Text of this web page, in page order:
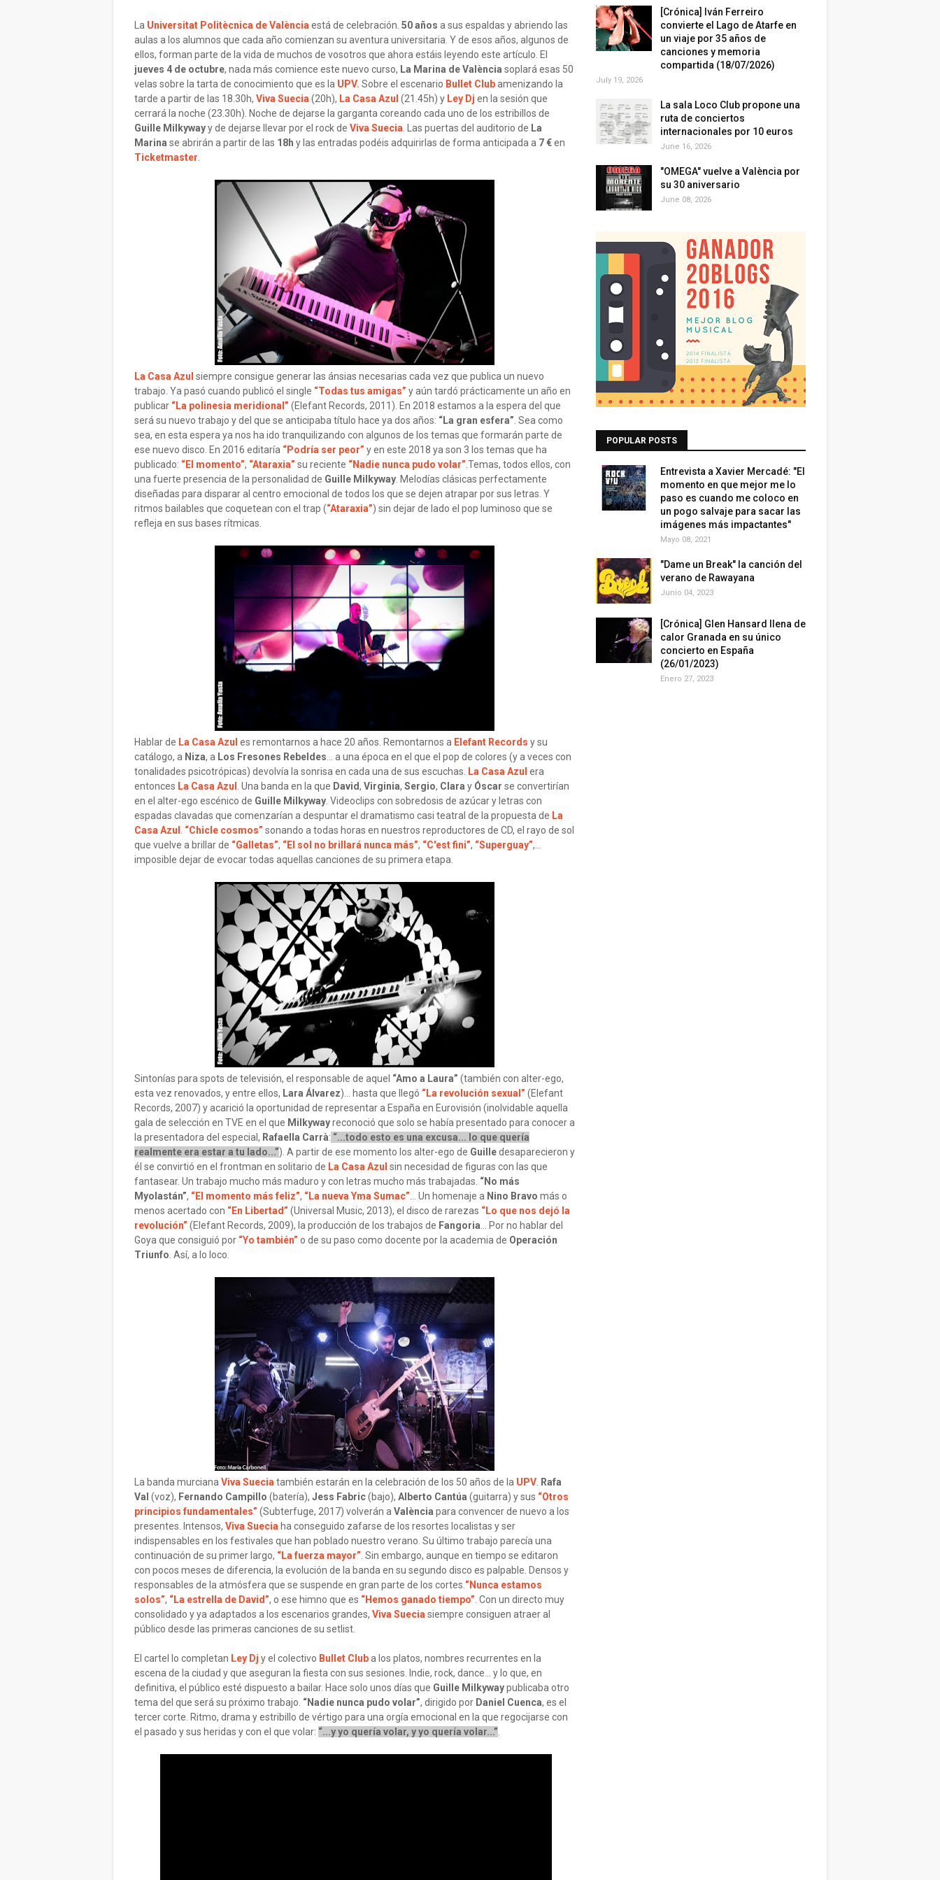
La Universitat Politècnica de València está de celebración. 50 años a sus espaldas y abriendo las
aulas a los alumnos que cada año comienzan su aventura universitaria. Y de esos años, algunos de
ellos, forman parte de la vida de muchos de vosotros que ahora estáis leyendo este artículo. El
jueves 4 de octubre, nada más comience este nuevo curso, La Marina de València soplará esas 50
velas sobre la tarta de conocimiento que es la UPV. Sobre el escenario Bullet Clubamenizando la
tarde a partir de las 18.30h, Viva Suecia (20h), La Casa Azul (21.45h) y Ley Dj en la sesión que
cerrará la noche (23.30h). Noche de dejarse la garganta coreando cada uno de los estribillos de
Guille Milkywayy de dejarse llevar por el rock de Viva Suecia . Las puertas del auditorio de La
Marina se abrirán a partir de las 18h y las entradas podéis adquirirlas de forma anticipada a 7 €en
Ticketmaster
La Casa Azul siempre consigue generar las ánsias necesarias cada vez que publica un nuevo
trabajo. Ya pasó cuando publicó el single “Todas tus amigas” y aún tardó prácticamente un año en
publicar “La polinesia meridional” (Elefant Records, 2011). En 2018 estamos a la espera del que
será su nuevo trabajo y del que se anticipaba título hace ya dos años: “La gran esfera” . Sea como
sea, en esta espera ya nos ha ido tranquilizando con algunos de los temas que formarán parte de
ese nuevo disco. En 2016 editaría “Podría ser peor” y en este 2018 ya son 3 los temas que ha
publicado: “El momento”, “Ataraxia” su reciente “Nadie nunca pudo volar” .Temas, todos ellos, con
una fuerte presencia de la personalidad de Guille Milkyway . Melodías clásicas perfectamente
diseñadas para disparar al centro emocional de todos los que se dejen atrapar por sus letras. Y
ritmos bailables que coquetean con el trap (“Ataraxia”) sin dejar de lado el pop luminoso que se
refleja en sus bases rítmicas.
Hablar de La Casa Azul es remontarnos a hace 20 años. Remontarnos a Elefant Records y su
catálogo, a Niza, a Los Fresones Rebeldes ... a una época en el que el pop de colores (y a veces con
tonalidades psicotrópicas) devolvía la sonrisa en cada una de sus escuchas.
La Casa Azul era
entonces La Casa Azul . Una banda en la que David, Virginia, Sergio, Clara y Óscar se convertirían
en el alter-ego escénico de Guille Milkyway . Videoclips con sobredosis de azúcar y letras con
espadas clavadas que comenzarían a despuntar el dramatismo casi teatral de la propuesta de La
Casa Azul
“Chicle cosmos” sonando a todas horas en nuestros reproductores de CD, el rayo de sol
que vuelve a brillar de “Galletas”, “El sol no brillará nunca más”, “C'est fini”, “Superguay”,...
imposible dejar de evocar todas aquellas canciones de su primera etapa.
Sintonías para spots de televisión, el responsable de aquel “Amo a Laura” (también con alter-ego,
esta vez renovados, y entre ellos, Lara Álvarez)... hasta que llegó “La revolución sexual” (Elefant
Records, 2007) y acarició la oportunidad de representar a España en Eurovisión (inolvidable aquella
gala de selección en TVE en el que Milkywayreconoció que solo se había presentado para conocer a
la presentadora del especial, Rafaella Carrà: “...todo esto es una excusa... lo que quería
realmente era estar a tu lado...”). A partir de ese momento los alter-ego de Guilledesaparecieron y
él se convirtió en el frontman en solitario de La Casa Azul sin necesidad de figuras con las que
fantasear. Un trabajo mucho más maduro y con letras mucho más trabajadas. “No más
Myolastán”, “El momento más feliz”, “La nueva Yma Sumac” ... Un homenaje a Nino Bravo más o
menos acertado con “En Libertad” (Universal Music, 2013), el disco de rarezas “Lo que nos dejó la
revolución” (Elefant Records, 2009), la producción de los trabajos de Fangoria ... Por no hablar del
Goya que consiguió por “Yo también” o de su paso como docente por la academia de Operación
Triunfo . Así, a lo loco.
La banda murciana Viva Suecia también estarán en la celebración de los 50 años de la UPV Rafa
Val (voz), Fernando Campillo (batería), Jess Fabric(bajo), Alberto Cantúa (guitarra) y sus “Otros
principios fundamentales” (Subterfuge, 2017) volverán a València para convencer de nuevo a los
presentes. Intensos, Viva Suecia ha conseguido zafarse de los resortes localistas y ser
indispensables en los festivales que han poblado nuestro verano. Su último trabajo parecía una
continuación de su primer largo, “La fuerza mayor” . Sin embargo, aunque en tiempo se editaron
con pocos meses de diferencia, la evolución de la banda en su segundo disco es palpable. Densos y
responsables de la atmósfera que se suspende en gran parte de los cortes. “Nunca estamos
solos”, “La estrella de David”, o ese himno que es “Hemos ganado tiempo” . Con un directo muy
consolidado y ya adaptados a los escenarios grandes, Viva Suecia siempre consiguen atraer al
público desde las primeras canciones de su setlist.
El cartel lo completan Ley Dj y el colectivo Bullet Cluba los platos, nombres recurrentes en la
escena de la ciudad y que aseguran la fiesta con sus sesiones. Indie, rock, dance... y lo que, en
definitiva, el público esté dispuesto a bailar. Hace solo unos días que Guille Milkywaypublicaba otro
tema del que será su próximo trabajo. “Nadie nunca pudo volar”, dirigido por Daniel Cuenca, es el
tercer corte. Ritmo, drama y estribillo de vértigo para una orgía emocional en la que regocijarse con
el pasado y sus heridas y con el que volar: “...y yo quería volar, y yo quería volar...”
[Crónica] Iván Ferreiro
convierte el Lago de Atarfe en
un viaje por 35 años de
canciones y memoria
compartida (18/07/2026)
July 19, 2026
La sala Loco Club propone una
ruta de conciertos
internacionales por 10 euros
June 16, 2026
"OMEGA" vuelve a València por
su 30 aniversario
June 08, 2026
POPULAR POSTS
Entrevista a Xavier Mercadé: "El
momento en que mejor me lo
paso es cuando me coloco en
un pogo salvaje para sacar las
imágenes más impactantes"
Mayo 08, 2021
"Dame un Break" la canción del
verano de Rawayana
Junio 04, 2023
[Crónica] Glen Hansard llena de
calor Granada en su único
concierto en España
(26/01/2023)
Enero 27, 2023